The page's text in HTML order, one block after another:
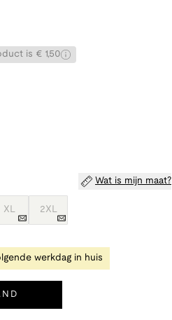
is € 1,50
Wat is mijn maat?
XL 2XL
werkdag in huis